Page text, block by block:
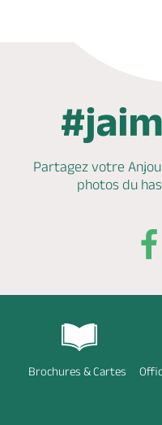
Partagez votre
photos du
Brochures & Cartes